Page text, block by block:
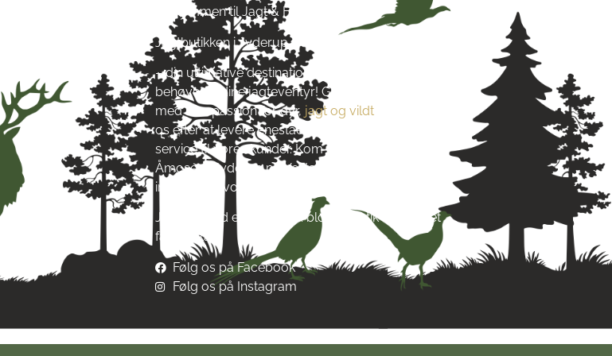
Velkommen til Jagt & Hund
Jagtbutikken i Jyderup
– din ultimative destination for alt, hvad du
behøver til dine jagteventyr! Grundlagt i 2016
med stor passion for dyr, jagt og vildt. Vi stræber
os efter at levere enestående produkter og
service til vores kunder. Kom og besøg os tæt på
Åmosen i Jyderup på Vestsjælland og lad dig
inspirere af vores passion.
Jagt & Hund er mere end blot en butik – det er et
fællesskab!
Følg os på Facebook
Følg os på Instagram